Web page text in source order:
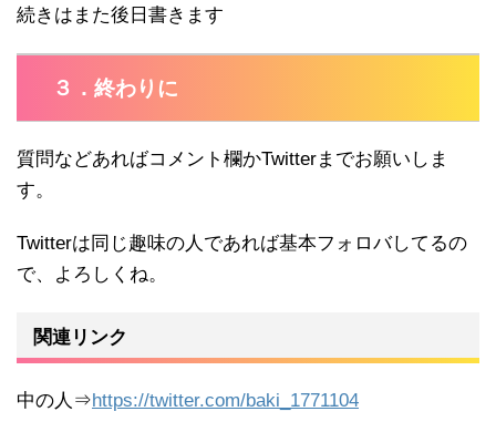
続きはまた後日書きます
３．終わりに
質問などあればコメント欄かTwitterまでお願いしま
す。
Twitterは同じ趣味の人であれば基本フォロバしてるの
で、よろしくね。
関連リンク
中の人⇒https://twitter.com/baki_1771104